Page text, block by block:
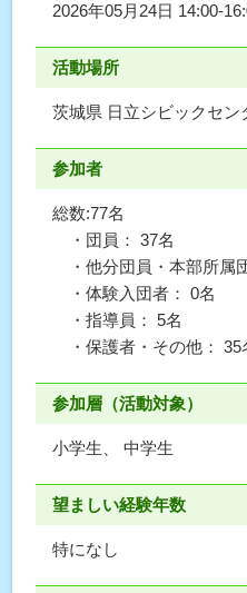
2026年05月24日 14:00-
活動場所
茨城県 日立シビックセン
参加者
総数:77名
・団員： 37名
・他分団員・本部所属
・体験入団者： 0名
・指導員： 5名
・保護者・その他： 35
参加層（活動対象）
小学生、 中学生
望ましい経験年数
特になし